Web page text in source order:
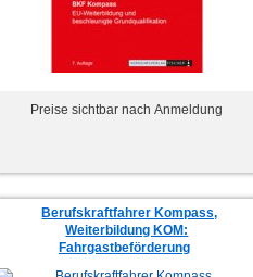
Preise sichtbar nach Anmeldung
Berufskraftfahrer Kompass,
Weiterbildung KOM:
Fahrgastbeförderung